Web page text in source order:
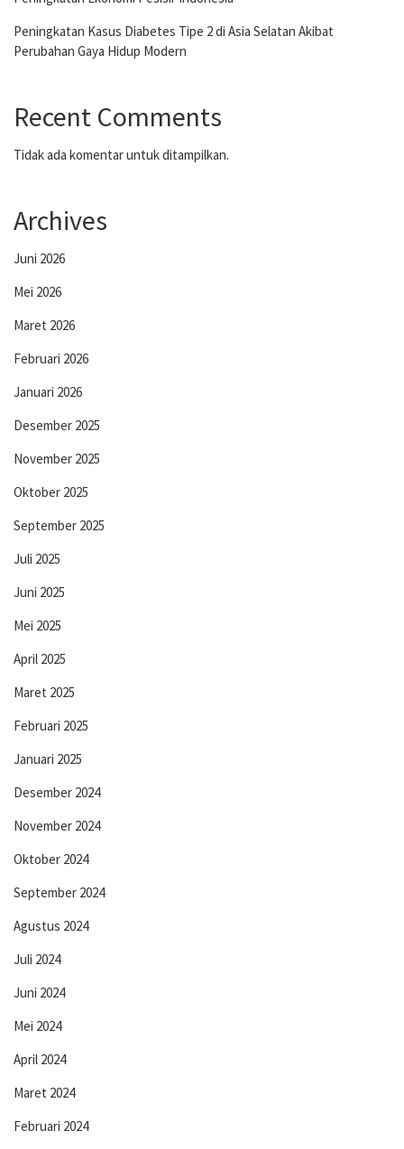
Peningkatan Kasus Diabetes Tipe 2 di Asia Selatan Akibat
Perubahan Gaya Hidup Modern
Recent Comments
Tidak ada komentar untuk ditampilkan.
Archives
Juni 2026
Mei 2026
Maret 2026
Februari 2026
Januari 2026
Desember 2025
November 2025
Oktober 2025
September 2025
Juli 2025
Juni 2025
Mei 2025
April 2025
Maret 2025
Februari 2025
Januari 2025
Desember 2024
November 2024
Oktober 2024
September 2024
Agustus 2024
Juli 2024
Juni 2024
Mei 2024
April 2024
Maret 2024
Februari 2024